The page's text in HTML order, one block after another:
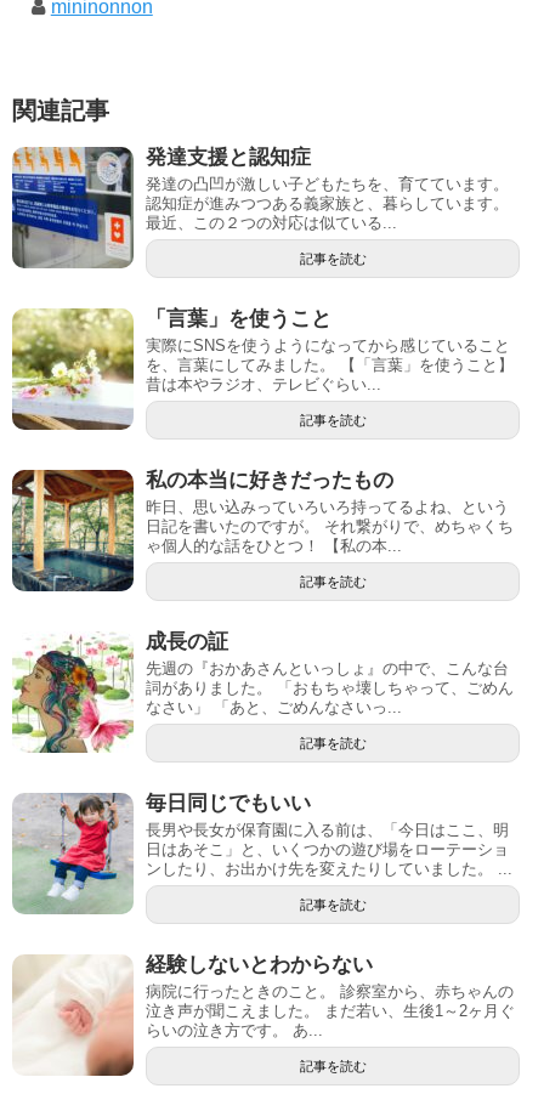
mininonnon
関連記事
発達支援と認知症
発達の凸凹が激しい子どもたちを、育てています。
認知症が進みつつある義家族と、暮らしています。
最近、この２つの対応は似ている...
記事を読む
「言葉」を使うこと
実際にSNSを使うようになってから感じていること
を、言葉にしてみました。 【「言葉」を使うこと】
昔は本やラジオ、テレビぐらい...
記事を読む
私の本当に好きだったもの
昨日、思い込みっていろいろ持ってるよね、という
日記を書いたのですが。 それ繋がりで、めちゃくち
ゃ個人的な話をひとつ！ 【私の本...
記事を読む
成長の証
先週の『おかあさんといっしょ』の中で、こんな台
詞がありました。 「おもちゃ壊しちゃって、ごめん
なさい」 「あと、ごめんなさいっ...
記事を読む
毎日同じでもいい
長男や長女が保育園に入る前は、「今日はここ、明
日はあそこ」と、いくつかの遊び場をローテーショ
ンしたり、お出かけ先を変えたりしていました。 ...
記事を読む
経験しないとわからない
病院に行ったときのこと。 診察室から、赤ちゃんの
泣き声が聞こえました。 まだ若い、生後1～2ヶ月ぐ
らいの泣き方です。 あ...
記事を読む